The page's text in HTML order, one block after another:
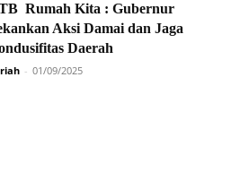
Rumah Kita : Gubernur
Aksi Damai dan Jaga
Daerah
- 01/09/2025